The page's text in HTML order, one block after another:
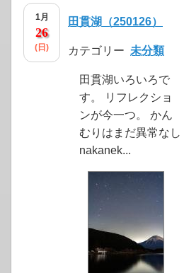
1月
26
(日)
田貫湖（250126）
カテゴリー 未分類
田貫湖いろいろで
す。 リフレクショ
ンが今一つ。 かん
むりはまだ異常なし
nakanek...